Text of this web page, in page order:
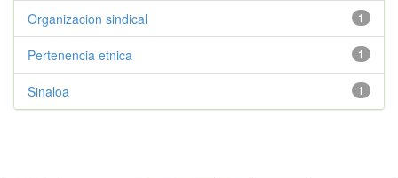
1
Organizacion sindical
1
Pertenencia etnica
1
Sinaloa